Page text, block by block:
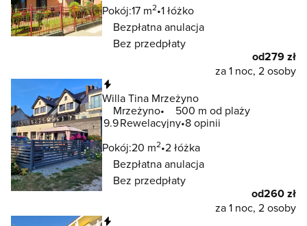
Pokój:17 m2 1 łóżko
Bezpłatna anulacja
Bez przedpłaty
od279 zł
za 1 noc, 2 osoby
Willa Tina Mrzeżyno
Mrzeżyno
500 m od plaży
9.9Rewelacyjny 8 opinii
Pokój:20 m2 2 łóżka
Bezpłatna anulacja
Bez przedpłaty
od260 zł
za 1 noc, 2 osoby